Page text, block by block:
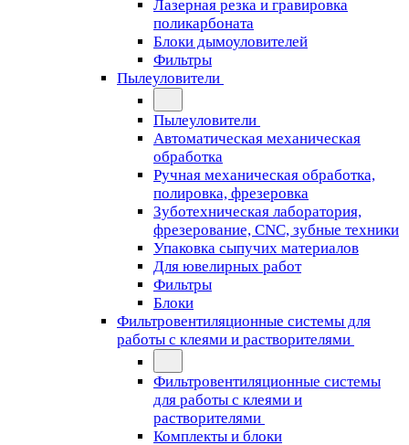
Лазерная резка и гравировка
поликарбоната
Блоки дымоуловителей
Фильтры
Пылеуловители
Пылеуловители
Автоматическая механическая
обработка
Ручная механическая обработка,
полировка, фрезеровка
Зуботехническая лаборатория,
фрезерование, CNC, зубные техники
Упаковка сыпучих материалов
Для ювелирных работ
Фильтры
Блоки
Фильтровентиляционные системы для
работы с клеями и растворителями
Фильтровентиляционные системы
для работы с клеями и
растворителями
Комплекты и блоки